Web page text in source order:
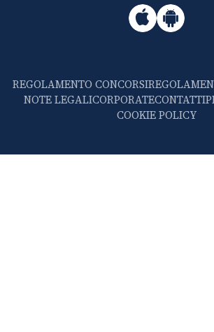
REGOLAMENTO CONCORSI
NOTE LEGALICORPORATECONTATTI
COOKIE POLICY